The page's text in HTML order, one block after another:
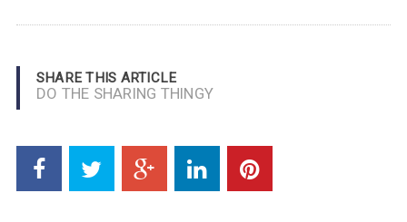
SHARE THIS ARTICLE
DO THE SHARING THINGY